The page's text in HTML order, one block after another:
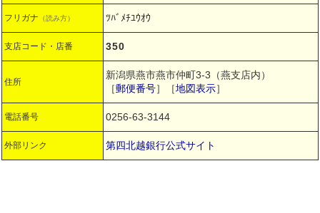
フリガナ （読み方） ﾂﾊﾞﾒﾁﾕｳｵｳ
支店コード・店番 350
住所
新潟県燕市燕市仲町3-3（燕支店内）
［郵便番号］［地図表示］
電話番号 0256-63-3144
外部リンク 第四北越銀行公式サイト